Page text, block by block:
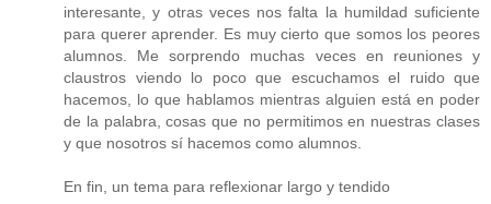
interesante, y otras veces nos falta la humildad suficiente
para querer aprender. Es muy cierto que somos los peores
alumnos. Me sorprendo muchas veces en reuniones y
claustros viendo lo poco que escuchamos el ruido que
hacemos, lo que hablamos mientras alguien está en poder
de la palabra, cosas que no permitimos en nuestras clases
y que nosotros sí hacemos como alumnos.
En fin, un tema para reflexionar largo y tendido